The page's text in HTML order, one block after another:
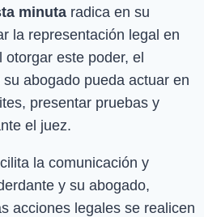
minuta radica en su
la representación legal en
otorgar este poder, el
abogado pueda actuar en
presentar pruebas y
el juez.
la comunicación y
y su abogado,
acciones legales se realicen